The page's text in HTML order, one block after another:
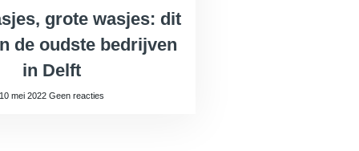
grote wasjes: dit
de oudste bedrijven
in Delft
mei 2022 Geen reacties